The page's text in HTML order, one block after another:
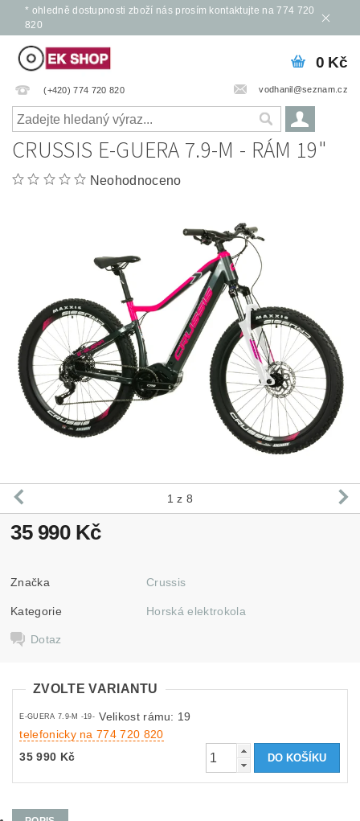
* ohledně dostupnosti zboží nás prosím kontaktujte na 774 720
820
(+420) 774 720 820 vodhanil@seznam.cz
0 Kč
CRUSSIS E-GUERA 7.9-M - RÁM 19"
Neohodnoceno
1 z 8
35 990 Kč
Značka Crussis
Kategorie Horská elektrokola
Dotaz
ZVOLTE VARIANTU
E-GUERA 7.9-M -19- Velikost rámu: 19
telefonicky na 774 720 820
35 990 Kč